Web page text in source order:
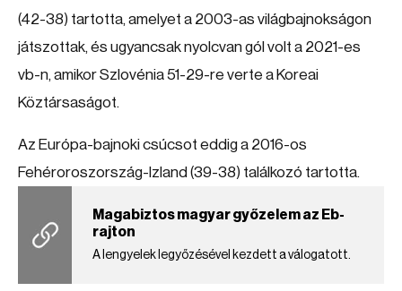
(42-38) tartotta, amelyet a 2003-as világbajnokságon
játszottak, és ugyancsak nyolcvan gól volt a 2021-es
vb-n, amikor Szlovénia 51-29-re verte a Koreai
Köztársaságot.
Az Európa-bajnoki csúcsot eddig a 2016-os
Fehéroroszország-Izland (39-38) találkozó tartotta.
Magabiztos magyar győzelem az Eb-
rajton
A lengyelek legyőzésével kezdett a válogatott.